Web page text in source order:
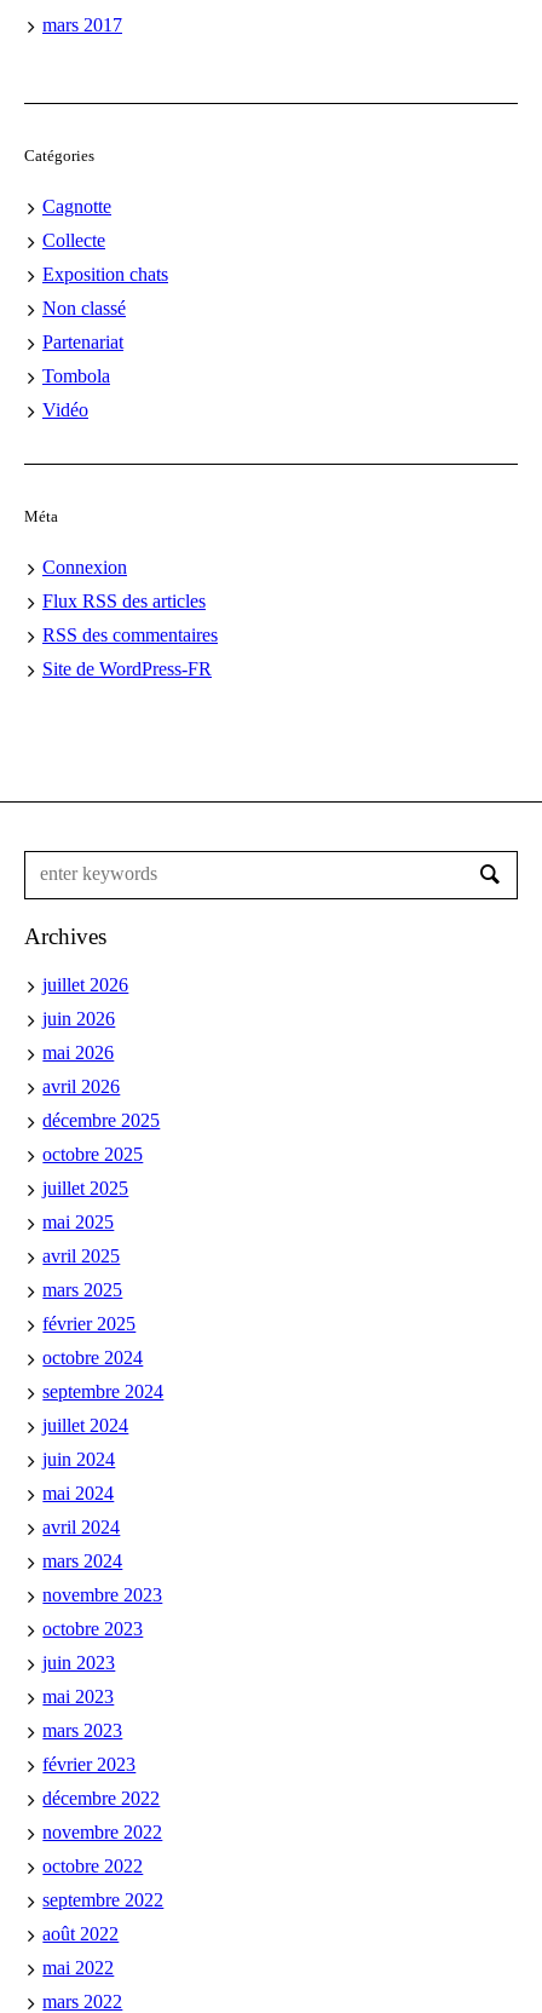
mars 2017
Catégories
Cagnotte
Collecte
Exposition chats
Non classé
Partenariat
Tombola
Vidéo
Méta
Connexion
Flux RSS des articles
RSS des commentaires
Site de WordPress-FR
Archives
juillet 2026
juin 2026
mai 2026
avril 2026
décembre 2025
octobre 2025
juillet 2025
mai 2025
avril 2025
mars 2025
février 2025
octobre 2024
septembre 2024
juillet 2024
juin 2024
mai 2024
avril 2024
mars 2024
novembre 2023
octobre 2023
juin 2023
mai 2023
mars 2023
février 2023
décembre 2022
novembre 2022
octobre 2022
septembre 2022
août 2022
mai 2022
mars 2022